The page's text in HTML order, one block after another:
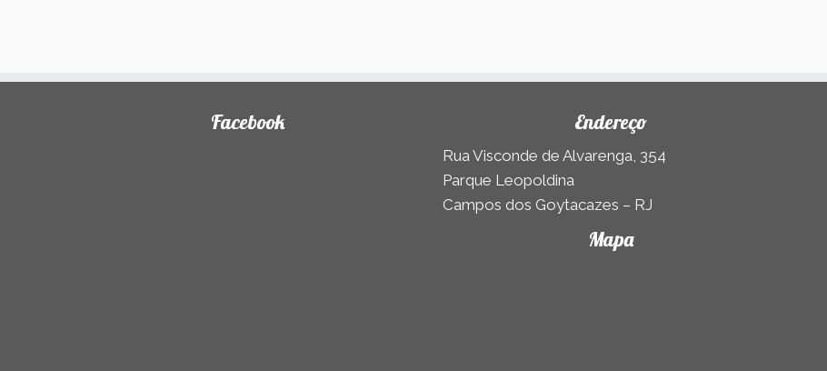
Facebook Endereço
Rua Visconde de Alvarenga, 354
Parque Leopoldina
Campos dos Goytacazes – RJ
Mapa